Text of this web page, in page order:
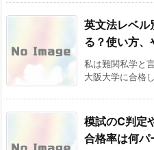
英文法レベ
る？使い方、
私は難関私学と
大阪大学に合格
模試のC判定
合格率は何パ